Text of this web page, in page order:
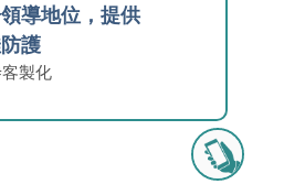
導地位，提供
護
客製化